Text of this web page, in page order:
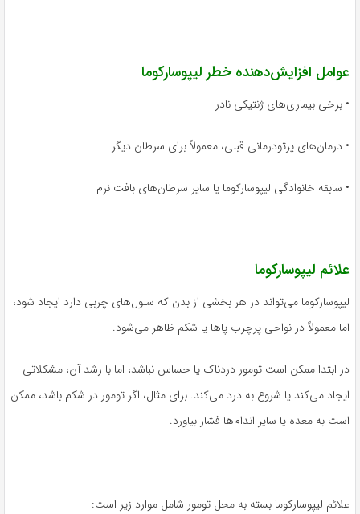
عوامل افزایش‌دهنده خطر لیپوسارکوما
• برخی بیماری‌های ژنتیکی نادر
• درمان‌های پرتودرمانی قبلی، معمولاً برای سرطان دیگر
• سابقه خانوادگی لیپوسارکوما یا سایر سرطان‌های بافت نرم
علائم لیپوسارکوما
لیپوسارکوما می‌تواند در هر بخشی از بدن که سلول‌های چربی دارد ایجاد شود،
اما معمولاً در نواحی پرچرب پاها یا شکم ظاهر می‌شود.
در ابتدا ممکن است تومور دردناک یا حساس نباشد، اما با رشد آن، مشکلاتی
ایجاد می‌کند یا شروع به درد می‌کند. برای مثال، اگر تومور در شکم باشد، ممکن
است به معده یا سایر اندام‌ها فشار بیاورد.
علائم لیپوسارکوما بسته به محل تومور شامل موارد زیر است: